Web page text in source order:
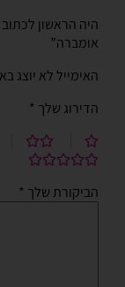
היה הראשון
אומברה”
האימייל לא יוצג
הדירוג שלך *
הביקורת שלך *